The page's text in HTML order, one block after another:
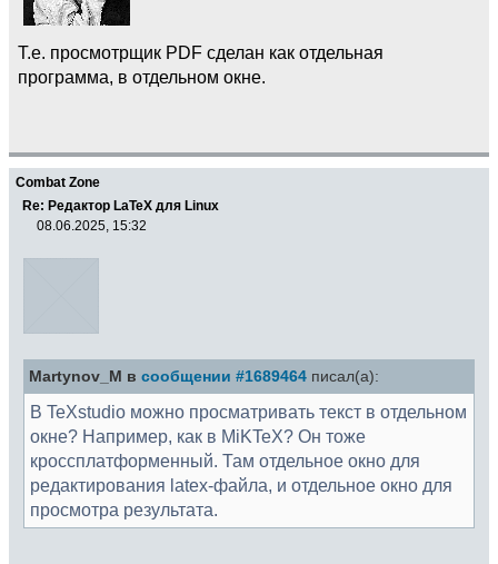
Т.е. просмотрщик PDF сделан как отдельная
программа, в отдельном окне.
Combat Zone
Re: Редактор LaTeX для Linux
08.06.2025, 15:32
Martynov_M в сообщении #1689464 писал(а):
В TeXstudio можно просматривать текст в отдельном
окне? Например, как в MiKTeX? Он тоже
кроссплатформенный. Там отдельное окно для
редактирования latex-файла, и отдельное окно для
просмотра результата.